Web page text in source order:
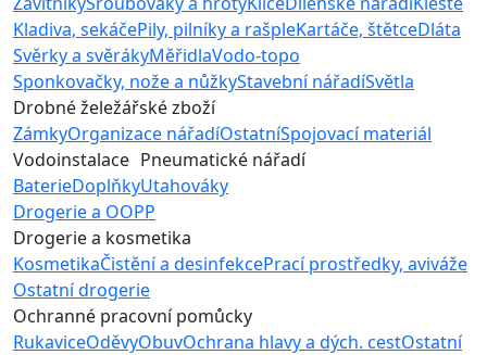
Kladiva, sekáčePily, pilníky a rašpleKartáče, štětceDláta
Svěrky a svěrákyMěřidlaVodo-topo
Sponkovačky, nože a nůžkyStavební nářadíSvětla
Drobné želežářské zboží
ZámkyOrganizace nářadíOstatníSpojovací materiál
Vodoinstalace
BaterieDoplňky
Pneumatické nářadí
Utahováky
Drogerie a OOPP
Drogerie a kosmetika
KosmetikaČistění a desinfekcePrací prostředky, aviváže
Ostatní drogerie
Ochranné pracovní pomůcky
RukaviceOděvyObuvOchrana hlavy a dých. cestOstatní